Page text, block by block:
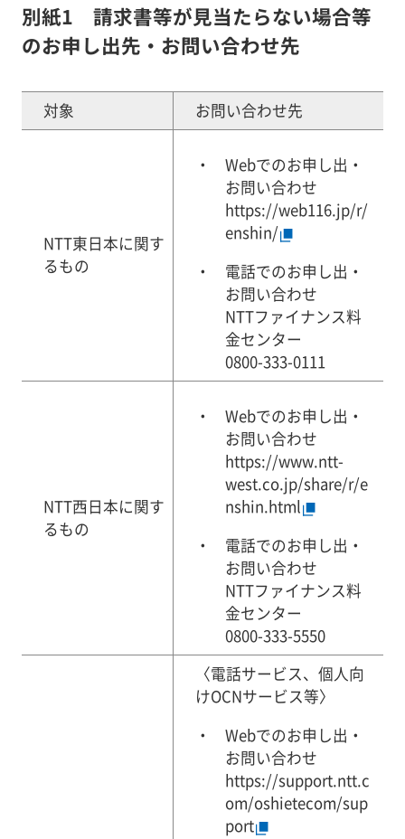
別紙1 請求書等が見当たらない場合等
のお申し出先・お問い合わせ先
対象 お問い合わせ先
NTT東日本に関す
るもの
Webでのお申し出・
お問い合わせ
https://web116.jp/r/
enshin/
電話でのお申し出・
お問い合わせ
NTTファイナンス料
金センター
0800-333-0111
NTT西日本に関す
るもの
Webでのお申し出・
お問い合わせ
https://www.ntt-
west.co.jp/share/r/e
nshin.html
電話でのお申し出・
お問い合わせ
NTTファイナンス料
金センター
0800-333-5550
〈電話サービス、個人向
けOCNサービス等〉
Webでのお申し出・
お問い合わせ
https://support.ntt.c
om/oshietecom/sup
port